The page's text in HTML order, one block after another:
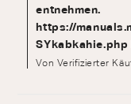
entnehmen.
https://
SYkabkahie.php
Von Verifizierter